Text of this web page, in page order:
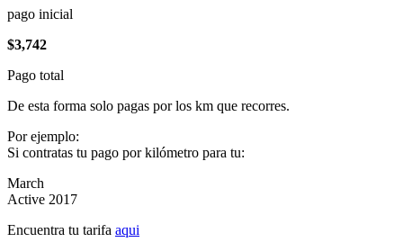
pago inicial
$3,742
Pago total
De esta forma solo pagas por los km que recorres.
Por ejemplo:
Si contratas tu pago por kilómetro para tu:
March
Active 2017
Encuentra tu tarifa aqui